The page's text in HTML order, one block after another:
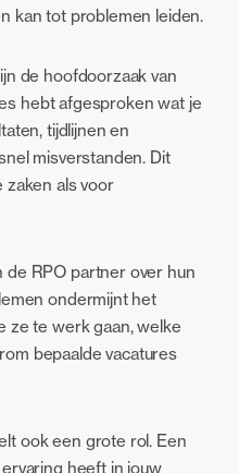
kan tot problemen leiden.
de hoofdoorzaak van
hebt afgesproken wat je
tijdlijnen en
misverstanden. Dit
zaken als voor
de RPO partner over hun
ondermijnt het
ze te werk gaan, welke
bepaalde vacatures
ook een grote rol. Een
heeft in jouw